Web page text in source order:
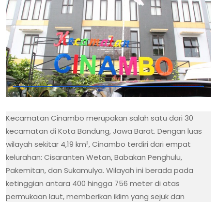
Kecamatan Cinambo merupakan salah satu dari 30
kecamatan di Kota Bandung, Jawa Barat. Dengan luas
wilayah sekitar 4,19 km², Cinambo terdiri dari empat
kelurahan: Cisaranten Wetan, Babakan Penghulu,
Pakemitan, dan Sukamulya. Wilayah ini berada pada
ketinggian antara 400 hingga 756 meter di atas
permukaan laut, memberikan iklim yang sejuk dan